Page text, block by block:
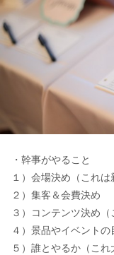
・幹事がやること
１）会場決め（これは
２）集客＆会費決め
３）コンテンツ決め（
４）景品やイベントの
５）誰とやるか（こ